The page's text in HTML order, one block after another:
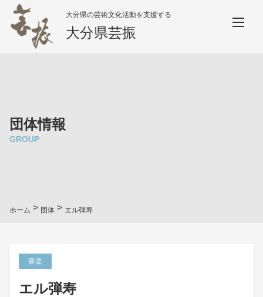
大分県の芸術文化活動を支援する
大分県芸振
団体情報
GROUP
ホーム > 団体 > エル弾寿
音楽
エル弾寿